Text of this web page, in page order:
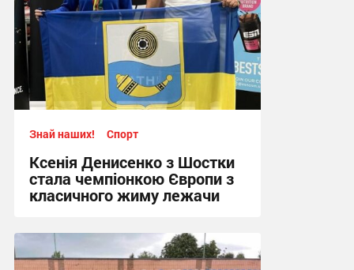
Знай наших! Спорт
Ксенія Денисенко з Шостки
стала чемпіонкою Європи з
класичного жиму лежачи
17:09, 4.08.2026